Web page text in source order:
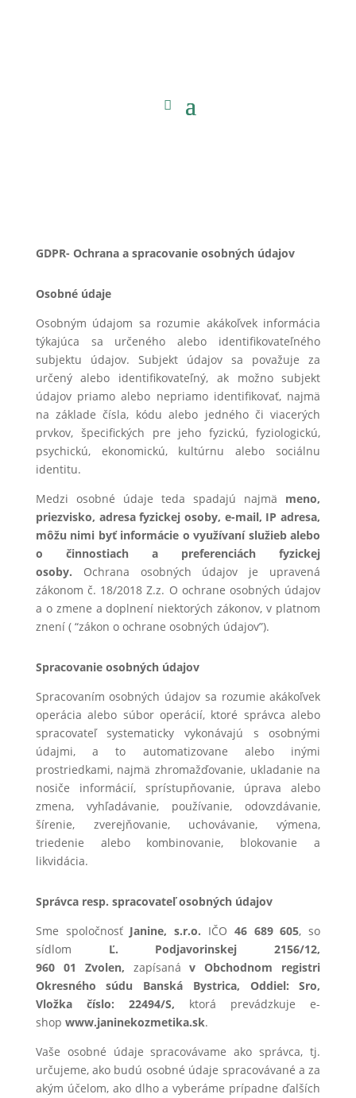
GDPR- Ochrana a spracovanie osobných údajov
Osobné údaje
Osobným údajom sa rozumie akákoľvek informácia
týkajúca sa určeného alebo identifikovateľného
subjektu údajov. Subjekt údajov sa považuje za
určený alebo identifikovateľný, ak možno subjekt
údajov priamo alebo nepriamo identifikovať, najmä
na základe čísla, kódu alebo jedného či viacerých
prvkov, špecifických pre jeho fyzickú, fyziologickú,
psychickú, ekonomickú, kultúrnu alebo sociálnu
identitu.
Medzi osobné údaje teda spadajú najmä
meno,
priezvisko, adresa fyzickej osoby, e-mail, IP adresa,
môžu nimi byť informácie o využívaní služieb alebo
o činnostiach a preferenciách
fyzickej
osoby.
Ochrana osobných údajov je upravená
zákonom č. 18/2018 Z.z. O ochrane osobných údajov
a o zmene a doplnení niektorých zákonov, v platnom
znení ( “zákon o ochrane osobných údajov”).
Spracovanie osobných údajov
Spracovaním osobných údajov sa rozumie akákoľvek
operácia alebo súbor operácií, ktoré správca alebo
spracovateľ systematicky vykonávajú s osobnými
údajmi, a to automatizovane alebo inými
prostriedkami, najmä zhromažďovanie, ukladanie na
nosiče informácií, sprístupňovanie, úprava alebo
zmena, vyhľadávanie, používanie, odovzdávanie,
šírenie, zverejňovanie, uchovávanie, výmena,
triedenie alebo kombinovanie, blokovanie a
likvidácia.
Správca resp. spracovateľ osobných údajov
Sme spoločnosť Janine, s.r.o. IČO 46 689 605, so
sídlom
Ľ. Podjavorinskej 2156/12,
960 01 Zvolen,
zapísaná
v Obchodnom registri
Okresného súdu Banská Bystrica, Oddiel: Sro,
Vložka číslo: 22494/S,
ktorá prevádzkuje e-
shop www.janinekozmetika.sk.
Vaše osobné údaje spracovávame ako správca, tj.
určujeme, ako budú osobné údaje spracovávané a za
akým účelom, ako dlho a vyberáme prípadne ďalších